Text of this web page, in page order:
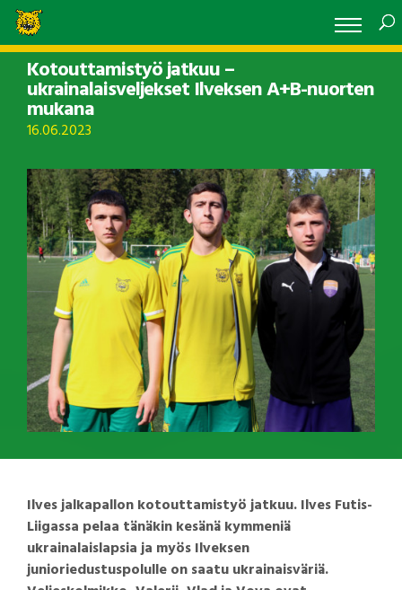
Kotouttamistyö jatkuu –
ukrainalaisveljekset Ilveksen A+B-nuorten
mukana
16.06.2023
Ilves jalkapallon kotouttamistyö jatkuu. Ilves Futis-
Liigassa pelaa tänäkin kesänä kymmeniä
ukrainalaislapsia ja myös Ilveksen
junioriedustuspolulle on saatu ukrainaisväriä.